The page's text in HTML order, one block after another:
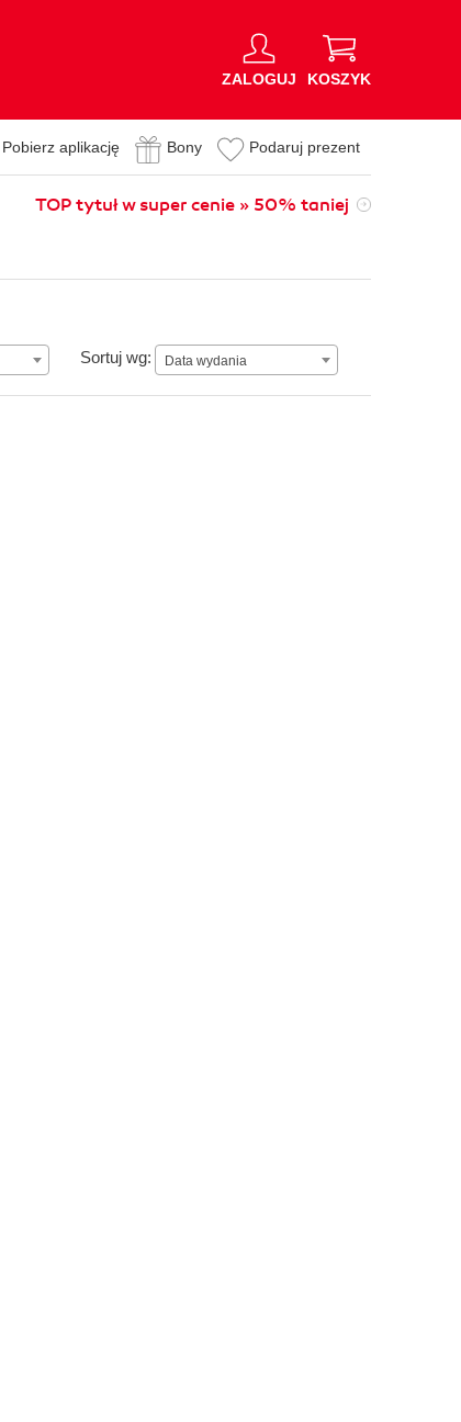
ZALOGUJ KOSZYK
Pobierz aplikację Bony Podaruj prezent
TOP tytuł w super cenie » 50% taniej
Sortuj wg: Data wydania
Data wydania